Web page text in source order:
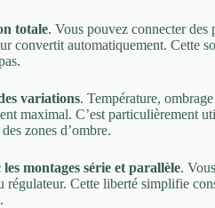
totale. Vous pouvez connecter
convertit automatiquement. Cette
variations. Température,
maximal. C’est particulièrement
zones d’ombre.
montages série et parallèle.
régulateur. Cette liberté simplifie